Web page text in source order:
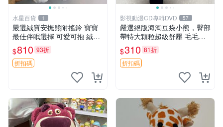
水星百貨 1
嚴選絨質安撫熊附搖鈴 寶寶
最佳伴眠選擇 可愛可抱 絨毛
玩具 安撫熊 嬰兒用
$810 93折
折扣碼
影視動漫CD專輯DVD 57
嚴選絕版海淘豆袋小熊，臀部
帶特大顆粒超級舒壓 毛毛摸
起來格外順滑適合收藏 100%
棉質 豆袋枕 豆袋、抱枕、小
熊
$310 81折
折扣碼